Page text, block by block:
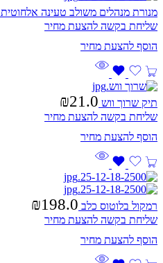
מנורת מנהלים משולב טעינה אלחוטית
שליחת בקשה להצעת מחיר
תיק שרוך ווש ₪21.0
שליחת בקשה להצעת מחיר
רמקול בלוטוס כלב ₪198.0
שליחת בקשה להצעת מחיר